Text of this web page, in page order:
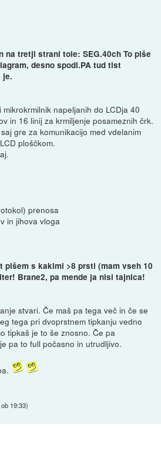
na tretji strani tole: SEG.40ch To piše
desno spodi.PA tud tist
je.
napeljanih do LCDja 40
in 16 linij za krmiljenje posameznih črk.
gre za komunikacijo med vdelanim
ploščkom.
prenosa
in jihova vloga
pišem s kakimi >8 prsti (mam vseh 10
Brane2, pa mende ja nisi tajnica!
stvari. Če maš pa tega več in če se
tega pri dvoprstnem tipkanju vedno
tipkaš je to še znosno. Če pa
pa to full počasno in utrudljivo.
19:33)